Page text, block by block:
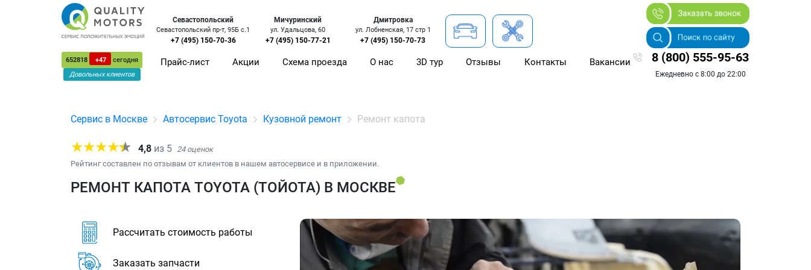
652818 +47
сегодня
Довольных клиентов
Севастопольский
Севастопольский пр-т, 95Б с.1
+7 (495) 150-70-36
Мичуринский
ул. Удальцова, 60
+7 (495) 150-77-21
Дмитровка
ул. Лобненская, 17 стр 1
+7 (495) 150-70-73
Прайс-лист Акции Схема проезда О нас 3D тур Отзывы Контакты Вакансии 8 (800) 555-95-63
Ежедневно с 8:00 до 22:00
Сервис в Москве Автосервис Toyota Кузовной ремонт Ремонт капота
4,8 из 5 24оценок
Рейтинг составлен по отзывам от клиентов в нашем автосервисе и в приложении.
РЕМОНТ КАПОТА TOYOTA (ТОЙОТА) В МОСКВЕ
Рассчитать стоимость работы
Заказать запчасти